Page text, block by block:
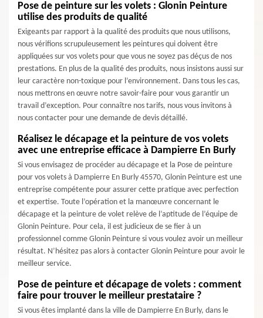
Pose de peinture sur les volets : Glonin Peinture
utilise des produits de qualité
Exigeants par rapport à la qualité des produits que nous utilisons,
nous vérifions scrupuleusement les peintures qui doivent être
appliquées sur vos volets pour que vous ne soyez pas déçus de nos
prestations. En plus de la qualité des produits, nous insistons aussi sur
leur caractère non-toxique pour l’environnement. Dans tous les cas,
nous mettrons en œuvre notre savoir-faire pour vous garantir un
travail d’exception. Pour connaître nos tarifs, nous vous invitons à
nous contacter pour une demande de devis détaillé.
Réalisez le décapage et la peinture de vos volets
avec une entreprise efficace à Dampierre En Burly
Si vous envisagez de procéder au décapage et la Pose de peinture
pour vos volets à Dampierre En Burly 45570, Glonin Peinture est une
entreprise compétente pour assurer cette pratique avec perfection
et expertise. Toute l’opération et la manœuvre concernant le
décapage et la peinture de volet relève de l’aptitude de l’équipe de
Glonin Peinture. Pour cela, il est judicieux de se fier à un
professionnel comme Glonin Peinture si vous voulez avoir un meilleur
résultat. N’hésitez pas alors à contacter Glonin Peinture pour avoir le
meilleur service.
Pose de peinture et décapage de volets : comment
faire pour trouver le meilleur prestataire ?
Si vous êtes implanté dans la ville de Dampierre En Burly, dans le